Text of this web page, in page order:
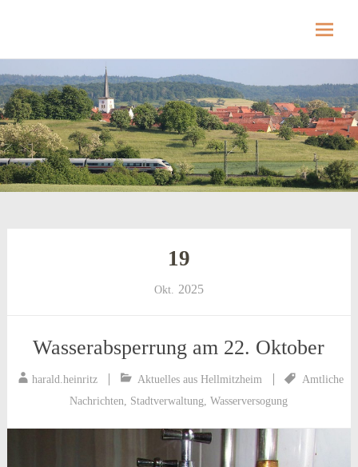
Hellmitzheim.de – fränkisches Dorf am Rande
Skip
content
19
Okt. 2025
Wasserabsperrung am 22. Oktober
harald.heinritz Aktuelles aus Hellmitzheim
Amtliche
Nachrichten
Stadtverwaltung ,Wasserversogung